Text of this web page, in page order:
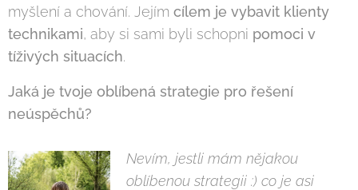
myšlení a chování. Jejím cílem je vybavit klienty
technikami, aby si sami byli schopni pomoci v
tíživých situacích.
Jaká je tvoje oblíbená strategie pro řešení
neúspěchů?
Nevím, jestli mám nějakou
oblíbenou strategii :) co je asi